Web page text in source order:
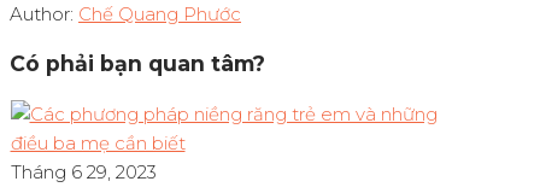
Author: Chế Quang Phước
Có phải bạn quan tâm?
Tháng 6 29, 2023